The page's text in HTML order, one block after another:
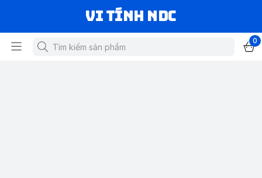
VI TÍNH NDC
0